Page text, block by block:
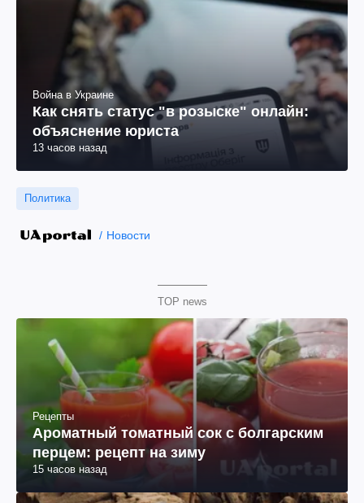
Война в Украине
Как снять статус "в розыске" онлайн:
объяснение юриста
13 часов назад
Политика
Новости
TOP news
Рецепты
Ароматный томатный сок с болгарским
перцем: рецепт на зиму
15 часов назад